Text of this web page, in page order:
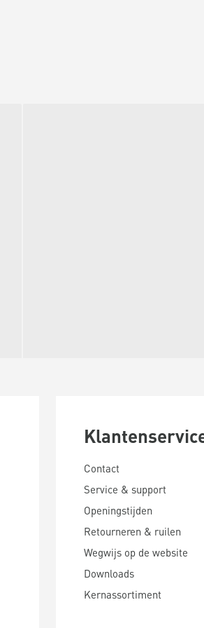
Contact
Service & support
Openingstijden
Retourneren & ruilen
Wegwijs op de website
Downloads
Kernassortiment